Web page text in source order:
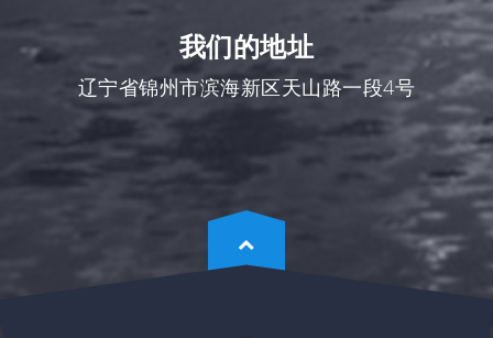
我们的地址
辽宁省锦州市滨海新区天山路一段4号